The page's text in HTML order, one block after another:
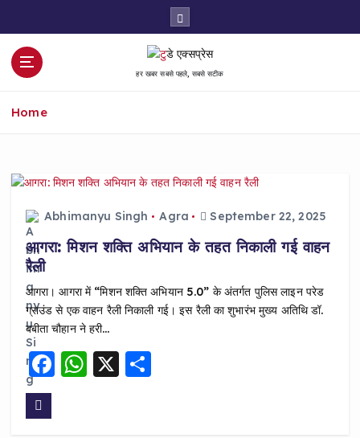
हर खबर सबसे पहले, सबसे सटीक
Home
Abhimanyu Singh Agra September 22, 2025
आगरा: मिशन शक्ति अभियान के तहत निकाली गई वाहन
रैली
आगरा। आगरा में “मिशन शक्ति अभियान 5.0” के अंतर्गत पुलिस लाइन परेड
ग्राउंड से एक वाहन रैली निकाली गई। इस रैली का शुभारंभ मुख्य अतिथि डॉ.
बबीता चौहान ने हरी…
F WX S